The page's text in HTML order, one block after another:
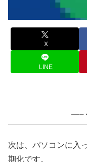
X
LINE
—–
次は、パソコンに入
期化です。